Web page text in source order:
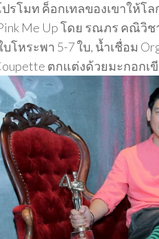
รโมท ค็อกเทลของเขาให้โล
Me Up โดย รณภร คณิวิช
บโหระพา 5-7 ใบ, น้ำเชื่อม
ตกแต่งด้วยมะกอกเ